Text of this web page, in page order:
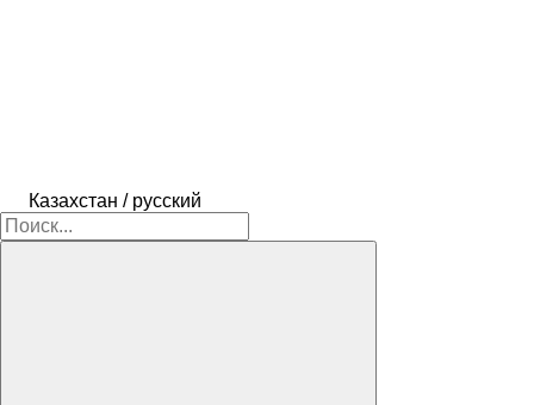
Казахстан / русский